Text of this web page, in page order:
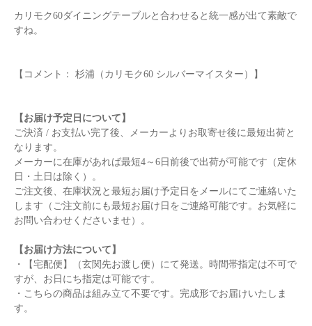
カリモク60ダイニングテーブルと合わせると統一感が出て素敵で
すね。
【コメント： 杉浦（カリモク60 シルバーマイスター）】
【お届け予定日について】
ご決済 / お支払い完了後、メーカーよりお取寄せ後に最短出荷と
なります。
メーカーに在庫があれば最短4～6日前後で出荷が可能です（定休
日・土日は除く）。
ご注文後、在庫状況と最短お届け予定日をメールにてご連絡いた
します（ご注文前にも最短お届け日をご連絡可能です。お気軽に
お問い合わせくださいませ）。
【お届け方法について】
・【宅配便】（玄関先お渡し便）にて発送。時間帯指定は不可で
すが、お日にち指定は可能です。
・こちらの商品は組み立て不要です。完成形でお届けいたしま
す。